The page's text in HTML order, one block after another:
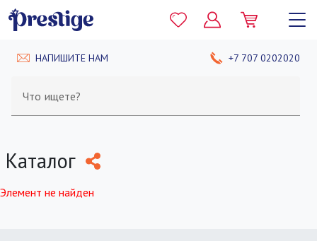
НАПИШИТЕ НАМ +7 707 0202020
Что ищете?
Каталог
Элемент не найден